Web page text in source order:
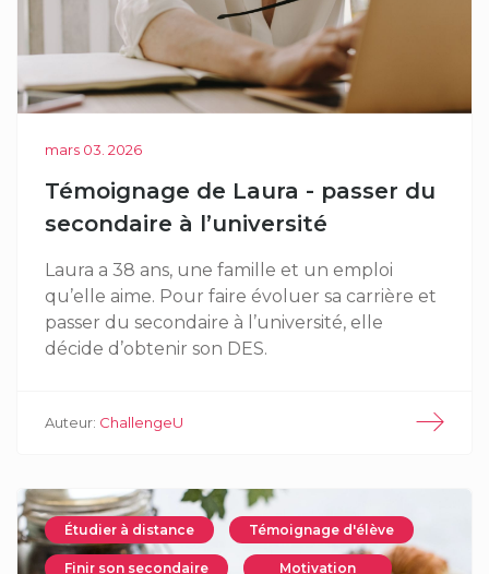
mars 03. 2026
Témoignage de Laura - passer du
secondaire à l’université
Laura a 38 ans, une famille et un emploi
qu’elle aime. Pour faire évoluer sa carrière et
passer du secondaire à l’université, elle
décide d’obtenir son DES.
Auteur: ChallengeU
Étudier à distance Témoignage d'élève
Finir son secondaire Motivation